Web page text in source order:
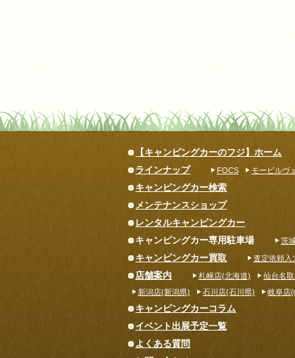
【キャンピングカーのフジ】ホーム
ラインナップ
FOCS モービルヴ
キャンピングカー検索
メンテナンスショップ
レンタルキャンピングカー
キャンピングカー専用駐車場
茨
キャンピングカー買取 査定依頼入
店舗案内 札幌店(北海道) 仙台名
新潟店(新潟県)
石川店(石川県) 岐阜店(
キャンピングカーコラム
イベント出展予定一覧
よくある質問